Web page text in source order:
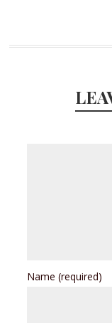
Name(required)